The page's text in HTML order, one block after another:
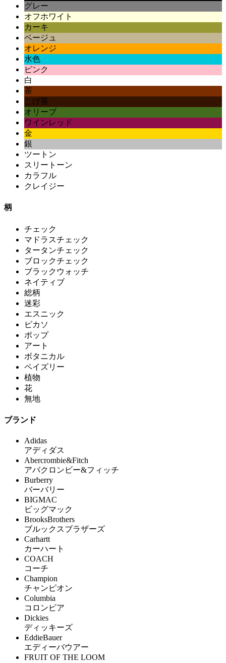
グレー
オフホワイト
カーキ
ベージュ
オレンジ
水色
ピンク
白
茶
こげ茶
オリーブ
ワインレッド
金
銀
ツートン
スリートーン
カラフル
クレイジー
柄
チェック
マドラスチェック
タータンチェック
ブロックチェック
ブラックウォッチ
ネイティブ
総柄
迷彩
エスニック
ピカソ
ポップ
アート
ボタニカル
ペイズリー
植物
花
無地
ブランド
Adidas
アディダス
Abercrombie&Fitch
アバクロンビー&フィッチ
Burberry
バーバリー
BIGMAC
ビッグマック
BrooksBrothers
ブルックスブラザーズ
Carhartt
カーハート
COACH
コーチ
Champion
チャンピオン
Columbia
コロンビア
Dickies
ディッキーズ
EddieBauer
エディーバウアー
FRUIT OF THE LOOM